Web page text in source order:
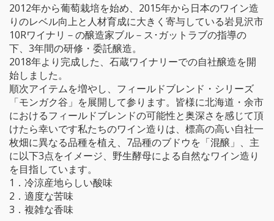
2012年から葡萄栽培を始め、2015年から日本のワイン造
りのレベル向上と人材育成に大きく寄与している岩見沢市
10Rワイナリ－の醸造家ブル－ス･ガットラブの指導の
下、3年間の研修・委託醸造。
2018年より完成した、石蔵ワイナリーでの自社醸造を開
始しました。
順次アイテムを増やし、フィールドブレンド・シリーズ
「モンガク谷」を展開して参ります。皆様に北海道・余市
におけるフィールドブレンドの可能性と奥深さを感じて頂
けたら幸いです私たちのワイン造りは、標高の高い自社一
枚畑に異なる品種を植え、7品種のブドウを「混醸」、主
に以下3点をイメージ、野生酵母による自然なワイン造り
を目指しています。
1．冷涼産地らしい酸味
2．適度な苦味
3．複雑な香味